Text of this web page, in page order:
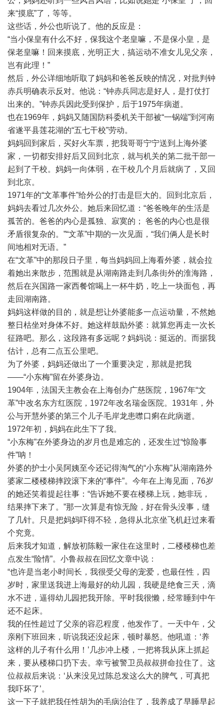
来“摸底”了，等等。
这些话，外公也听说了。他的反应是：
“当小保皇有什么不好，保我这个老皇嘛，不是保小皇，是
保老皇嘛！回来摸底，光明正大，搞运动不准女儿见父亲，
岂有此理！”
然后，外公详细地听取了妈妈和爸爸反映的情况，对批判钟
赤兵明确表示反对。他说：“钟赤兵同志是好人，是打仗打
出来的。”钟赤兵因此受到保护，后于1975年病逝。
也在1969年，妈妈又随国防科委机关干部被“一锅端”到河南
省遂平县莲花湖的“五七干校”劳动。
妈妈回到家后，买好火车票，把我哥哥宁宁送到上海外婆
家，一切都安排好后又回到北京，就与机关的第二批干部一
起到了干校。妈妈一向体弱，在干校几个月后就病了，又回
到北京。
1971年的“文革事件”给外公的打击是巨大的。回到北京后，
妈妈去看过几次外公。她后来回忆道：“爸爸晚年的生活是
孤苦的。爸爸的内心是孤独、寂寞的； 爸爸的内心也是很
矛盾很复杂的。”“文革”中期的一次见面，“我们俩人是长时
间地相对无语。”
在“文革”中的那段日子里，每当妈妈回上海看外婆，就会拉
着她出来散步，范围就是从湖南路走到几条街外的淮海路，
然后在兴国路一家西餐馆喝上一杯牛奶，吃上一块面包，再
走回湖南路。
妈妈这样做的目的，就是想让外婆能多一点运动量，不然她
整日枯坐对身体不好。她这样鼓励外婆：就算您再走一次长
征路吧。那么，这段路有多远呢？妈妈说：挺远的。而据我
估计，总有二点五公里吧。
为了外婆，妈妈还做出了一个重要决定，那就是把我
——“小东梅”留在外婆身边。
1904年，法国天主教会在上海创办广慈医院，1967年“文
革”中改名东方红医院，1972年改名瑞金医院。1931年，外
公与开慧外婆的第三个儿子毛岸龙患噤口痢在此病逝。
1972年初，妈妈在此生下了我。
“小东梅”在外婆身边的岁月也是难忘的，还发生过“惊险事
件”呐！
外婆的护士小吴阿姨至今还记得淘气的“小东梅”从湖南路外
婆家二楼楼梯摔跤滚下来的“事件”。今年在上海见面，76岁
的她还笑着提起往事：“告诉她不要在楼梯上玩，她非玩，
结果摔下来了。”那一次算是有惊无险，好在骨头没事，缝
了几针。只是把妈妈吓得不轻，急得从北京坐飞机赶过来看
个究竟。
后来我才知道，解放初陈毅一家住在这里时，二楼楼梯也差
点发生“险情”。小鲁叔叔在回忆文章中说：
“也许是当老小时间长，我很受父母的宠爱，也最任性，四
岁时，家里送我进上海最好的幼儿园，我硬是绝食三天，滴
水不进，逼得幼儿园把我开除。平时我很懒，经常睡到中午
还不起床。
我的任性超过了父亲的容忍程度，他发作了。一天中午，父
亲刚下班回来，听说我还没起床，顿时暴怒。他吼道：‘养
这样的儿子有什么用！’几步冲上楼，一把将我从床上抓起
来，要从楼梯口扔下去。幸亏被警卫员叔叔拼命拉住了。这
位叔叔后来说：‘从来没见过陈总发这么大的脾气，可真把
我吓坏了’。
这一下子就把我任性胡为的毛病治住了，我养成了早睡早起